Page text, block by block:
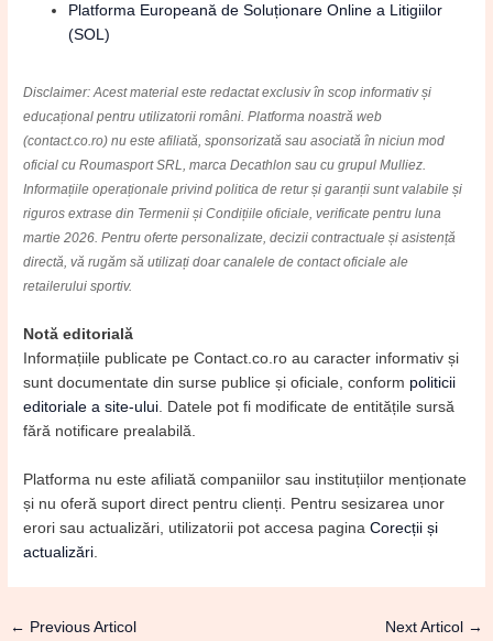
Platforma Europeană de Soluționare Online a Litigiilor
(SOL)
Disclaimer: Acest material este redactat exclusiv în scop informativ și
educațional pentru utilizatorii români. Platforma noastră web
(contact.co.ro) nu este afiliată, sponsorizată sau asociată în niciun mod
oficial cu Roumasport SRL, marca Decathlon sau cu grupul Mulliez.
Informațiile operaționale privind politica de retur și garanții sunt valabile și
riguros extrase din Termenii și Condițiile oficiale, verificate pentru luna
martie 2026. Pentru oferte personalizate, decizii contractuale și asistență
directă, vă rugăm să utilizați doar canalele de contact oficiale ale
retailerului sportiv.
Notă editorială
Informațiile publicate pe Contact.co.ro au caracter informativ și
sunt documentate din surse publice și oficiale, conform politicii
editoriale a site-ului . Datele pot fi modificate de entitățile sursă
fără notificare prealabilă.
Platforma nu este afiliată companiilor sau instituțiilor menționate
și nu oferă suport direct pentru clienți. Pentru sesizarea unor
erori sau actualizări, utilizatorii pot accesa paginaCorecții și
actualizări
← Previous Articol Next Articol →